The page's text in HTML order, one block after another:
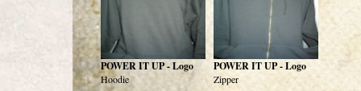
POWER IT UP - Logo
Hoodie
POWER IT UP - Logo
Zipper